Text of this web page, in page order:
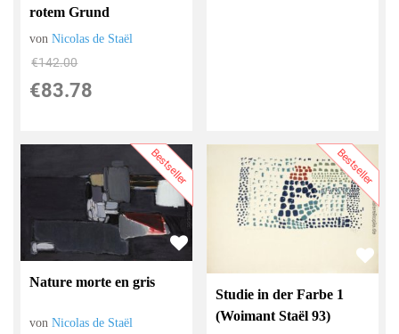
rotem Grund
vonNicolas de Staël
€142.00
€83.78
Bestseller
Nature morte en gris
vonNicolas de Staël
Bestseller
Studie in der Farbe 1
(Woimant Staël 93)